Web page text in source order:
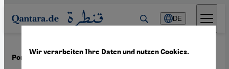
Direkt zum Inhalt springen
DE
Portrait Rebiya Kadir 26.07.2005
Wir verarbeiten Ihre Daten und nutzen Cookies.